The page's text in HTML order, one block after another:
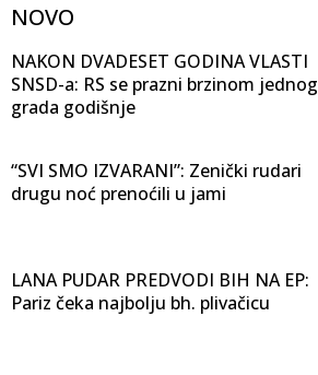
NOVO
NAKON DVADESET GODINA VLASTI
SNSD-a: RS se prazni brzinom jednog
grada godišnje
“SVI SMO IZVARANI”: Zenički rudari
drugu noć prenoćili u jami
LANA PUDAR PREDVODI BIH NA EP:
Pariz čeka najbolju bh. plivačicu